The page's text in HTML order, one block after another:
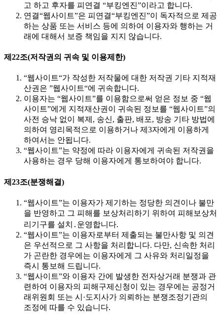
고 하고 후자를 피연결 “부킹엔진”이라고 합니다.
연결“웹사이트”은 피연결“부킹엔진”이 독자적으로 제공
하는 상품 또는 서비스 등에 의하여 이용자와 행하는 거
래에 대해서 보증 책임을 지지 않습니다.
제22조(저작권의 귀속 및 이용제한)
“웹사이트“가 작성한 저작물에 대한 저작권 기타 지적재
산권은 ”웹사이트“에 귀속합니다.
이용자는 “웹사이트”를 이용함으로써 얻은 정보 중 “웹
사이트”에게 지적재산권이 귀속된 정보를 “웹사이트”의
사전 승낙 없이 복제, 송신, 출판, 배포, 방송 기타 방법에
의하여 영리목적으로 이용하거나 제3자에게 이용하게
하여서는 안됩니다.
“웹사이트”는 약정에 따라 이용자에게 귀속된 저작권을
사용하는 경우 당해 이용자에게 통보하여야 합니다.
제23조(분쟁해결)
“웹사이트”는 이용자가 제기하는 정당한 의견이나 불만
을 반영하고 그 피해를 보상처리하기 위하여 피해보상처
리기구를 설치․운영합니다.
“웹사이트”는 이용자로부터 제출되는 불만사항 및 의견
은 우선적으로 그 사항을 처리합니다. 다만, 신속한 처리
가 곤란한 경우에는 이용자에게 그 사유와 처리일정을
즉시 통보해 드립니다.
“웹사이트”와 이용자 간에 발생한 전자상거래 분쟁과 관
련하여 이용자의 피해구제신청이 있는 경우에는 공정거
래위원회 또는 시·도지사가 의뢰하는 분쟁조정기관의
조정에 따를 수 있습니다.